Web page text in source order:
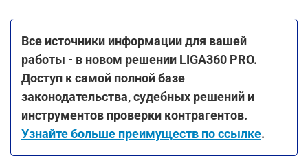
Все источники информации для вашей
работы - в новом решении LIGA360 PRO.
Доступ к самой полной базе
законодательства, судебных решений и
инструментов проверки контрагентов.
Узнайте больше преимуществ по ссылке.